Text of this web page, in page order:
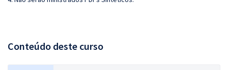
Conteúdo deste curso